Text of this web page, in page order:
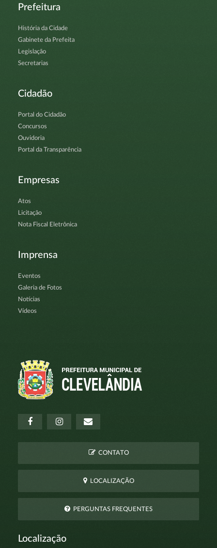
Prefeitura
História da Cidade
Gabinete da Prefeita
Legislação
Secretarias
Cidadão
Portal do Cidadão
Concursos
Ouvidoria
Portal da Transparência
Empresas
Atos
Licitação
Nota Fiscal Eletrônica
Imprensa
Eventos
Galeria de Fotos
Notícias
Vídeos
CONTATO
LOCALIZAÇÃO
PERGUNTAS FREQUENTES
Localização